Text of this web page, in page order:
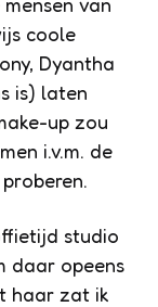
coole
Dyantha
is) laten
up zou
i.v.m. de
studio
daar opeens
haar zat ik